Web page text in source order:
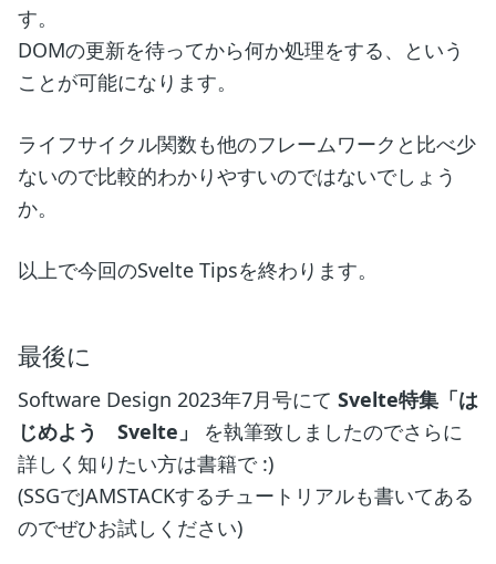
す。
DOMの更新を待ってから何か処理をする、という
ことが可能になります。
ライフサイクル関数も他のフレームワークと比べ少
ないので比較的わかりやすいのではないでしょう
か。
以上で今回のSvelte Tipsを終わります。
最後に
Software Design 2023年7月号にて Svelte特集「は
じめよう Svelte」
を執筆致しましたのでさらに
詳しく知りたい方は書籍で :)
(SSGでJAMSTACKするチュートリアルも書いてある
のでぜひお試しください)